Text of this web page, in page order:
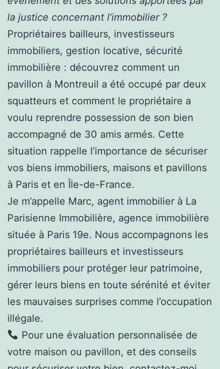
la justice concernant l’immobilier ?
Propriétaires bailleurs, investisseurs
immobiliers, gestion locative, sécurité
immobilière : découvrez comment un
pavillon à Montreuil a été occupé par deux
squatteurs et comment le propriétaire a
voulu reprendre possession de son bien
accompagné de 30 amis armés. Cette
situation rappelle l’importance de sécuriser
vos biens immobiliers, maisons et pavillons
à Paris et en Île-de-France.
Je m’appelle Marc, agent immobilier à La
Parisienne Immobilière, agence immobilière
située à Paris 19e. Nous accompagnons les
propriétaires bailleurs et investisseurs
immobiliers pour protéger leur patrimoine,
gérer leurs biens en toute sérénité et éviter
les mauvaises surprises comme l’occupation
illégale.
Pour une évaluation personnalisée de
votre maison ou pavillon, et des conseils